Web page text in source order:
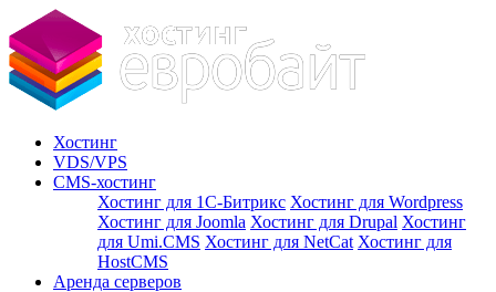
Хостинг
VDS/VPS
CMS-хостинг
Хостинг для 1С-Битрикс Хостинг для Wordpress
Хостинг для Joomla Хостинг для Drupal Хостинг
для Umi.CMS Хостинг для NetCat Хостинг для
HostCMS
Аренда серверов